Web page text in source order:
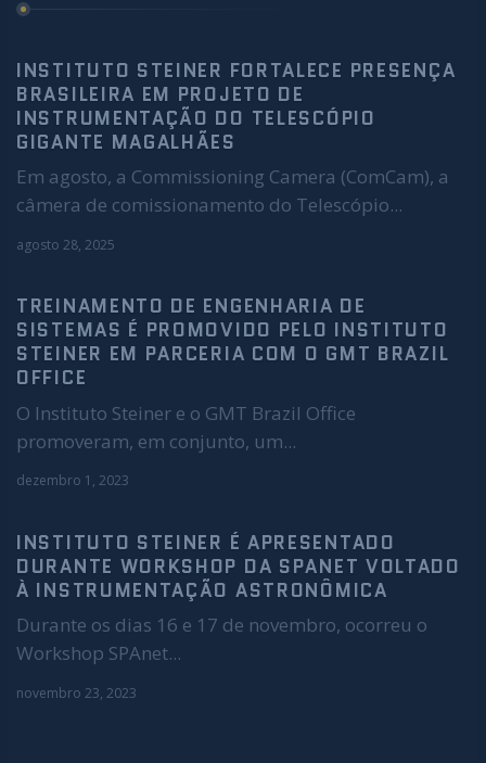
INSTITUTO STEINER FORTALECE PRESENÇA
BRASILEIRA EM PROJETO DE
INSTRUMENTAÇÃO DO TELESCÓPIO
GIGANTE MAGALHÃES
Em agosto, a Commissioning Camera (ComCam), a
câmera de comissionamento do Telescópio...
agosto 28, 2025
TREINAMENTO DE ENGENHARIA DE
SISTEMAS É PROMOVIDO PELO INSTITUTO
STEINER EM PARCERIA COM O GMT BRAZIL
OFFICE
O Instituto Steiner e o GMT Brazil Office
promoveram, em conjunto, um...
dezembro 1, 2023
INSTITUTO STEINER É APRESENTADO
DURANTE WORKSHOP DA SPANET VOLTADO
À INSTRUMENTAÇÃO ASTRONÔMICA
Durante os dias 16 e 17 de novembro, ocorreu o
Workshop SPAnet...
novembro 23, 2023